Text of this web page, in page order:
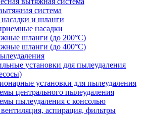
система
и шланги
насадки
шланги (до 200°C)
шланги (до 400°C)
установки для пылеудаления
установки для пылеудаления
центрального пылеудаления
пылеудаления с консолью
аспирация, фильтры